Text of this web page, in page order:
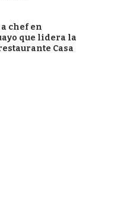
a chef en
que lidera la
Casa